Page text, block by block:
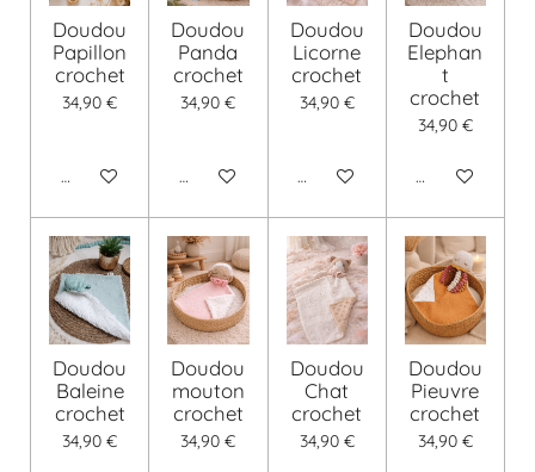
Doudou
Papillon
crochet
34,90 €
Voir les détails
Doudou
Panda
crochet
34,90 €
Voir les détails
Doudou
Licorne
crochet
34,90 €
Voir les détails
Doudou
Elephan
t
crochet
34,90 €
Voir les détails
Doudou
Baleine
crochet
34,90 €
Doudou
mouton
crochet
34,90 €
Doudou
Chat
crochet
34,90 €
Doudou
Pieuvre
crochet
34,90 €